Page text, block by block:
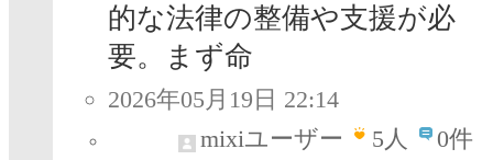
的な法律の整備や支援が必
要。まず命
2026年05月19日 22:14
mixiユーザー
5人 0件